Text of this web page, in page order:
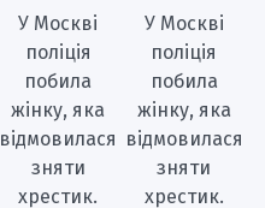
У Москві
поліція
побила
жінку, яка
відмовилася
зняти
хрестик.
У Москві
поліція
побила
жінку, яка
відмовилася
зняти
хрестик.